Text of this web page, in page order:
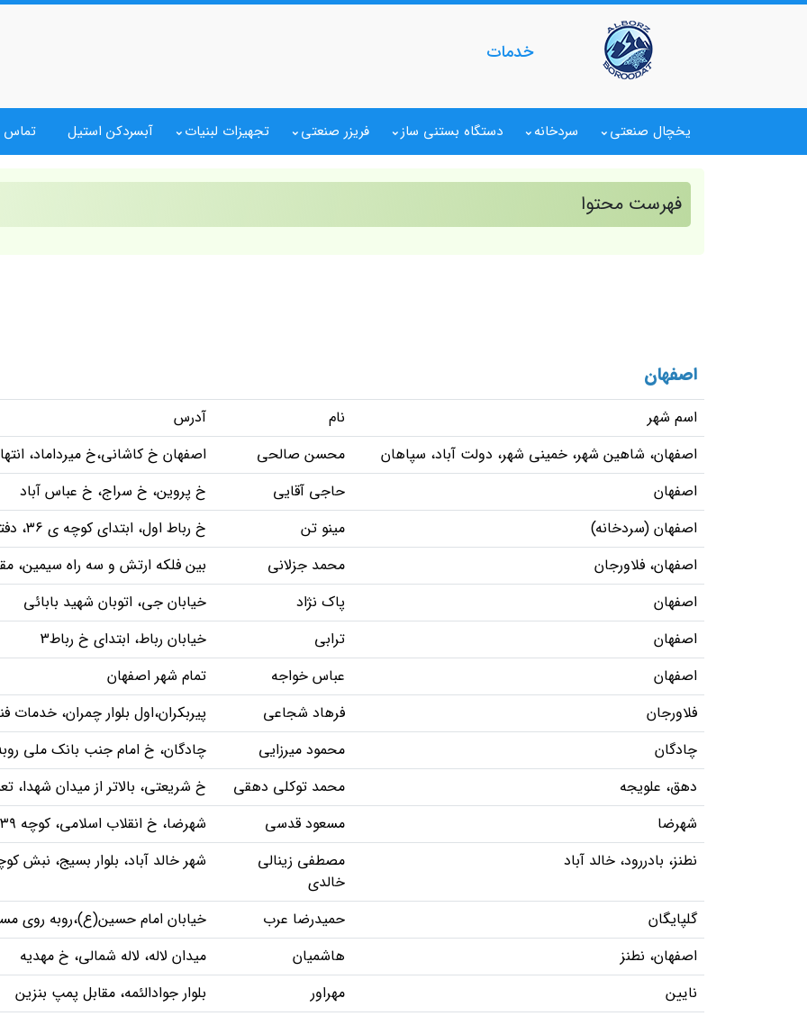
خدمات
یخچال صنعتی سردخانه دستگاه بستنی ساز فریزر صنعتی تجهیزات لبنیات آبسردکن استیل تماس
فهرست محتوا
اصفهان
اسم شهر نام
آدرس
اصفهان، شاهین شهر، خمینی شهر، دولت آباد، سپاهان
محسن صالحی
اصفهان خ کاشانی،خ میرداماد، انتهای کوچه ۴۶،نمایندگی
اصفهان
حاجی آقایی
خ پروین، خ سراج، خ عباس آباد
اصفهان (سردخانه)
مینو تن
خ رباط اول، ابتدای کوچه ی ۳۶، دفتر مهندسی نیکو سرما
اصفهان، فلاورجان
محمد جزلانی
بین فلکه ارتش و سه راه سیمین،
اصفهان
پاک نژاد
خیابان جی، اتوبان شهید بابائی
اصفهان
ترابی
خیابان رباط، ابتدای خ رباط3
اصفهان
عباس خواجه
تمام شهر اصفهان
فلاورجان
فرهاد شجاعی
پیربکران،اول بلوار چمران،
چادگان
محمود میرزایی
چادگان، خ امام جنب بانک ملی
دهق، علویجه
محمد توکلی دهقی
خ شریعتی، بالاتر از میدان شهدا،
شهرضا
مسعود قدسی
شهرضا، خ انقلاب اسلامی، کوچه ۳۹، روبه رو شرکت تعاونی فرش، خدمات فنی اطلس
نطنز، بادررود، خالد آباد
مصطفی زینالی
خالدی
شهر خالد آباد، بلوار بسیج، نبش
گلپایگان حمیدرضا عرب
خیابان امام حسین(ع)،روبه روی
اصفهان، نطنز
هاشمیان
میدان لاله، لاله شمالی، خ مهدیه
نایین
مهراور
بلوار جوادالئمه، مقابل پمپ بنزین